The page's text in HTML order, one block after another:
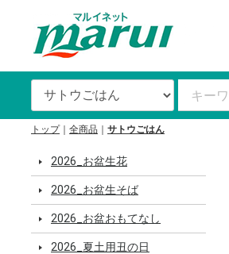
トップ
全商品 サトウごはん
2026_お盆生花
2026_お盆生そば
2026_お盆おもてなし
2026_夏土用丑の日